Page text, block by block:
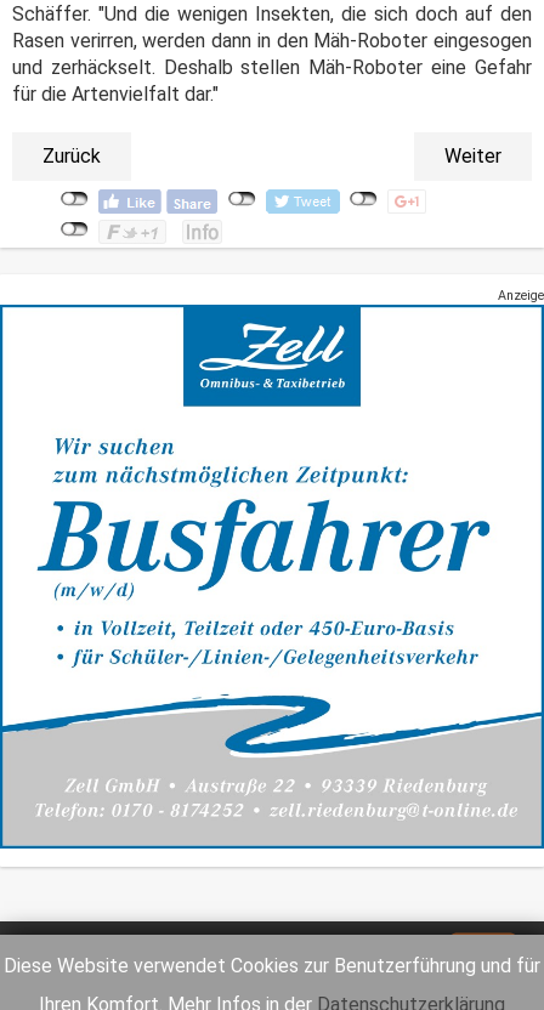
Diese Website verwendet Cookies zur Benutzerführung und für
Ihren Komfort. Mehr Infos in der Datenschutzerklärung
Schäffer. "Und die wenigen Insekten, die sich doch auf den
Rasen verirren, werden dann in den Mäh-Roboter eingesogen
und zerhäckselt. Deshalb stellen Mäh-Roboter eine Gefahr
für die Artenvielfalt dar."
Zurück Weiter
Anzeige